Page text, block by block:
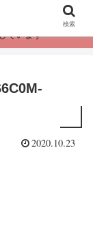
ています
2020.10.23
検索